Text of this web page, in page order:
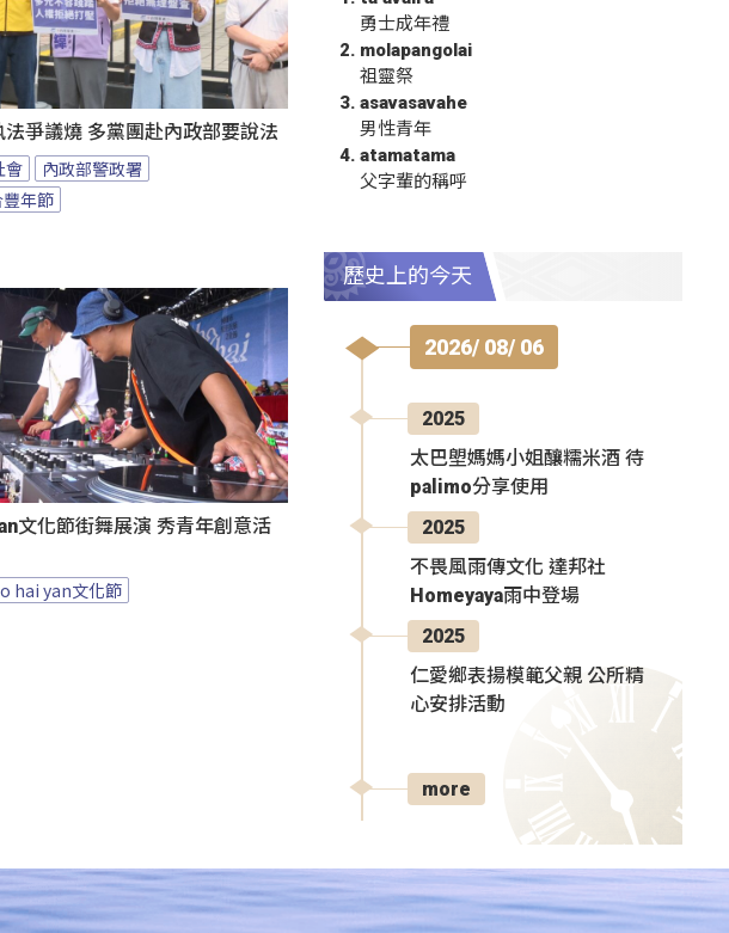
法爭議燒 多黨團赴內政部要說法
會
內政部警政署
年節
文化節街舞展演 秀青年創意活
hai yan文化節
勇士成年禮
molapangolai
祖靈祭
asavasavahe
男性青年
atamatama
父字輩的稱呼
歷史上的今天
2026/ 08/ 06
2025
太巴塱媽媽小姐釀糯米酒 待
palimo分享使用
2025
不畏風雨傳文化 達邦社
Homeyaya雨中登場
2025
仁愛鄉表揚模範父親 公所精
心安排活動
more